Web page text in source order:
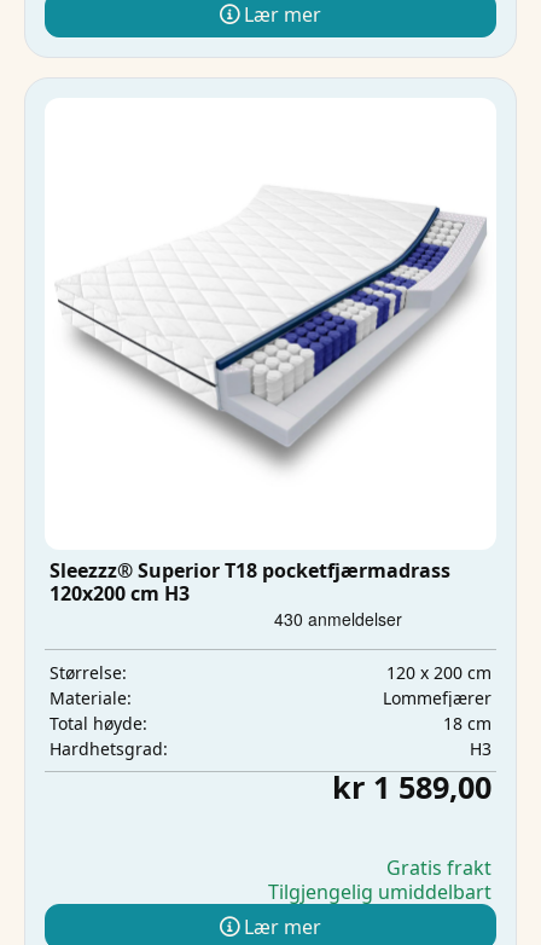
Lær mer
Sleezzz® Superior T18 pocketfjærmadrass
120x200 cm H3
Størrelse:
120 x 200 cm
Materiale:
Lommefjærer
Total høyde:
18 cm
Hardhetsgrad:
H3
kr 1 589,00
Gratis frakt
Tilgjengelig umiddelbart
Lær mer